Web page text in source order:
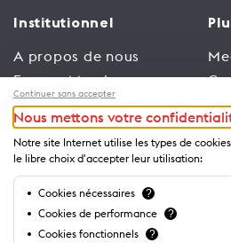
Institutionnel
A propos de nous
Espace Membres
Emploi
Conditions générales
d’utilisation
Politique de
confidentialité
Continuer sans accepter
Nous mettons votre
Notre site Internet utilise les types de
le libre choix d'accepter leur utilisation:
Cookies nécessaires ?
Cookies de performance ?
Cookies fonctionnels ?